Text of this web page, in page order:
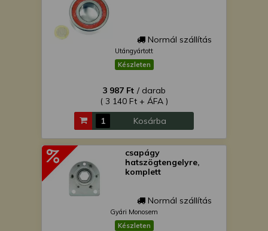
Normál szállítás
Utángyártott
Készleten
3 987 Ft / darab
( 3 140 Ft + ÁFA )
Kosárba
csapágy
hatszögtengelyre,
komplett
Normál szállítás
Gyári Monosem
Készleten